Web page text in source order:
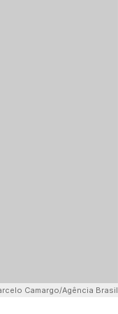
Camargo/Agência Brasil